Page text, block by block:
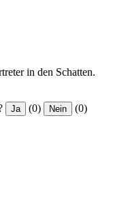
in den Schatten.
Ja (0) Nein (0)